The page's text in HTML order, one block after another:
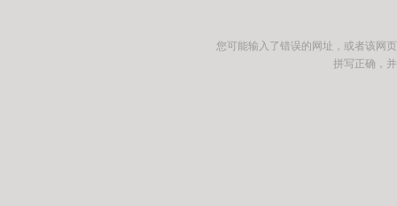
您可能输入了错误的网址，或者该网
拼写正确，